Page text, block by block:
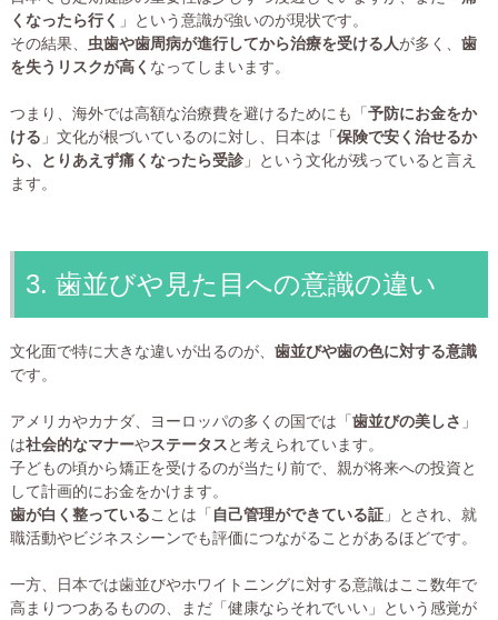
くなったら行く 」という意識が強いのが現状です。
その結果、 虫歯や歯周病が進行してから治療を受ける人が多く、 歯
を失うリスクが高く なってしまいます。
つまり、海外では高額な治療費を避けるためにも「 予防にお金をか
ける 」文化が根づいているのに対し、日本は「 保険で安く治せるか
ら、とりあえず痛くなったら受診」という文化が残っていると言え
ます。
3. 歯並びや見た目への意識の違い
文化面で特に大きな違いが出るのが、 歯並びや歯の色に対する意識
です。
アメリカやカナダ、ヨーロッパの多くの国では「 歯並びの美しさ 」
は社会的なマナーやステータスと考えられています。
子どもの頃から矯正を受けるのが当たり前で、親が将来への投資と
して計画的にお金をかけます。
歯が白く整っていることは「 自己管理ができている証」とされ、就
職活動やビジネスシーンでも評価につながることがあるほどです。
一方、日本では歯並びやホワイトニングに対する意識はここ数年で
高まりつつあるものの、まだ「健康ならそれでいい」という感覚が